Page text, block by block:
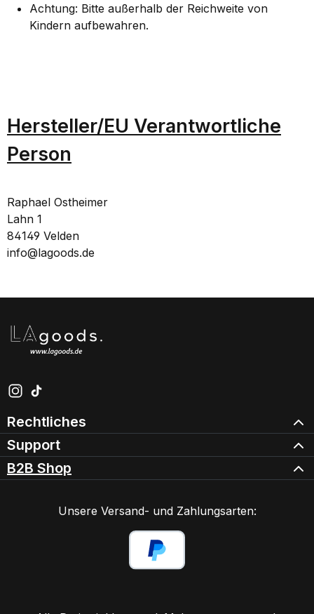
Achtung: Bitte außerhalb der Reichweite von
Kindern aufbewahren.
Hersteller/EU Verantwortliche
Person
Raphael Ostheimer
Lahn 1
84149 Velden
info@lagoods.de
Schau auf Instagram vorbei – öffnet in neuem Tab
Sieh dir unsere TikTok-Videos an – öffnet in neuem
Rechtliches
Support
B2B Shop
Unsere Versand- und Zahlungsarten: